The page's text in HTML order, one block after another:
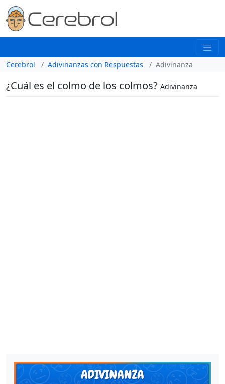
Cerebrol Adivinanzas con Respuestas Adivinanza
¿Cuál es el colmo de los colmos? Adivinanza